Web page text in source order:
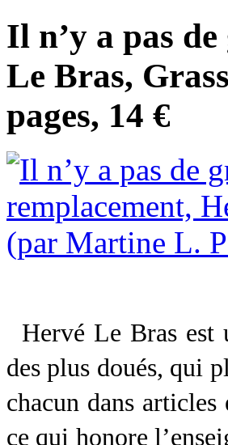
Il n’y a pas
Le Bras,
pages, 14 €
Hervé Le Bras est
des plus doués, qui
chacun dans
ce qui honore